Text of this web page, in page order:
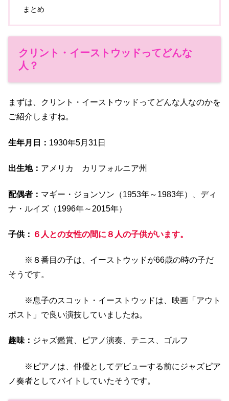
まとめ
クリント・イーストウッドってどんな
人？
まずは、クリント・イーストウッドってどんな人なのかを
ご紹介しますね。
生年月日： 1930年5月31日
出生地： アメリカ カリフォルニア州
配偶者： マギー・ジョンソン（1953年～1983年）、ディ
ナ・ルイズ（1996年～2015年）
子供： ６人との女性の間に８人の子供がいます。
※８番目の子は、イーストウッドが66歳の時の子だ
そうです。
※息子のスコット・イーストウッドは、映画「アウト
ポスト」で良い演技していましたね。
趣味： ジャズ鑑賞、ピアノ演奏、テニス、ゴルフ
※ピアノは、俳優としてデビューする前にジャズピア
ノ奏者としてバイトしていたそうです。